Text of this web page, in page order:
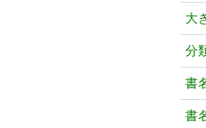
大
分
書
書